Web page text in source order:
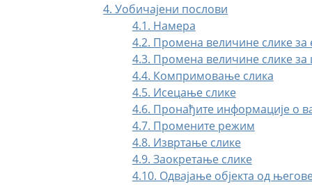
4. Уобичајени послови
4.1. Намера
4.2. Промена величине слике за
4.3. Промена величине слике
4.4. Компримовање слика
4.5. Исецање слике
4.6. Пронађите информације о
4.7. Промените режим
4.8. Извртање слике
4.9. Заокретање слике
4.10. Одвајање објекта од